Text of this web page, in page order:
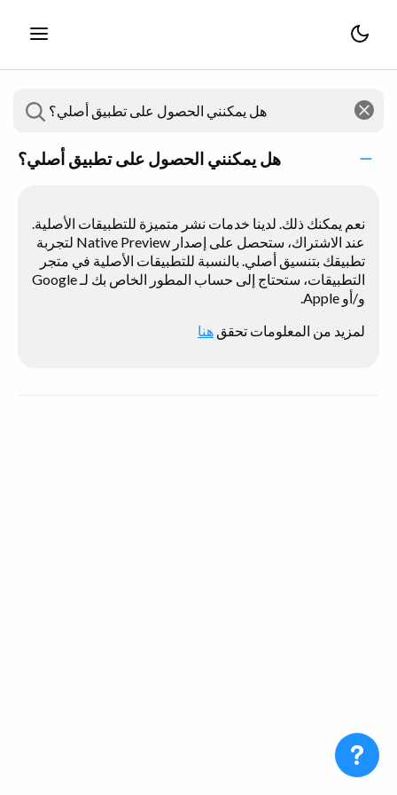
هل يمكنني الحصول على تطبيق أصلي؟
نعم يمكنك ذلك. لدينا خدمات نشر متميزة للتطبيقات الأصلية.
عند الاشتراك، ستحصل على إصدار Native Preview لتجربة
تطبيقك بتنسيق أصلي. بالنسبة للتطبيقات الأصلية في متجر
التطبيقات، ستحتاج إلى حساب المطور الخاص بك لـ Google
و/أو Apple.
لمزيد من المعلومات تحقق هنا